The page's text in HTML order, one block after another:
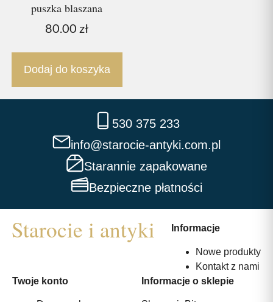
puszka blaszana
80.00 zł
Dodaj do koszyka
530 375 233
info@starocie-antyki.com.pl
Starannie zapakowane
Bezpieczne płatności
Informacje
Nowe produkty
Kontakt z nami
Twoje konto
Informacje o sklepie